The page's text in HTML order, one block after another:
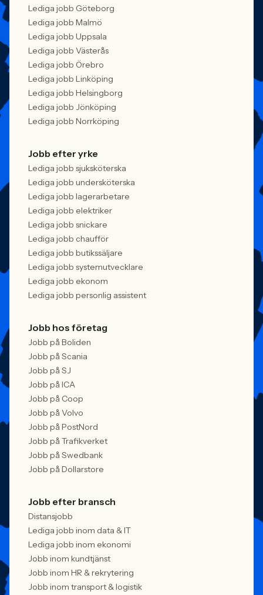
Lediga jobb Göteborg
Lediga jobb Malmö
Lediga jobb Uppsala
Lediga jobb Västerås
Lediga jobb Örebro
Lediga jobb Linköping
Lediga jobb Helsingborg
Lediga jobb Jönköping
Lediga jobb Norrköping
Jobb efter yrke
Lediga jobb sjuksköterska
Lediga jobb undersköterska
Lediga jobb lagerarbetare
Lediga jobb elektriker
Lediga jobb snickare
Lediga jobb chaufför
Lediga jobb butikssäljare
Lediga jobb systemutvecklare
Lediga jobb ekonom
Lediga jobb personlig assistent
Jobb hos företag
Jobb på Boliden
Jobb på Scania
Jobb på SJ
Jobb på ICA
Jobb på Coop
Jobb på Volvo
Jobb på PostNord
Jobb på Trafikverket
Jobb på Swedbank
Jobb på Dollarstore
Jobb efter bransch
Distansjobb
Lediga jobb inom data & IT
Lediga jobb inom ekonomi
Jobb inom kundtjänst
Jobb inom HR & rekrytering
Jobb inom transport & logistik